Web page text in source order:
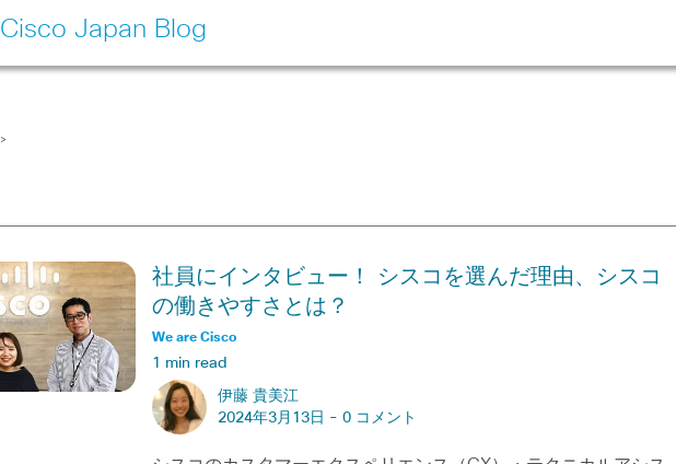
Cisco Japan Blog
>
社員にインタビュー！ シスコを選んだ理由、シスコ
の働きやすさとは？
We are Cisco
1 min read
伊藤 貴美江
2024年3月13日 - 0 コメント